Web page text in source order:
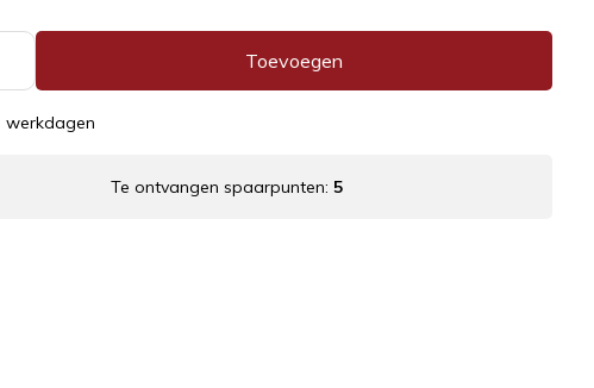
Toevoegen
werkdagen
Te ontvangen spaarpunten: 5